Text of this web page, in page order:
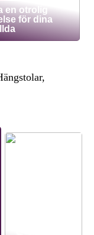
en otrolig
för dina